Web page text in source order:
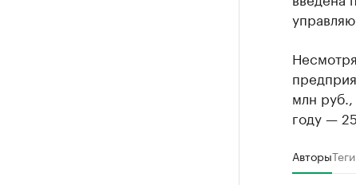
млн
году —
АвторыТеги